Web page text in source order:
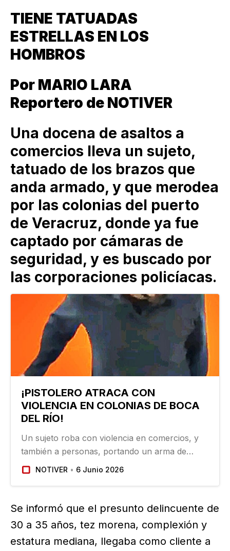
TIENE TATUADAS
ESTRELLAS EN LOS
HOMBROS
Por MARIO LARA
Reportero de NOTIVER
Una docena de asaltos a
comercios lleva un sujeto,
tatuado de los brazos que
anda armado, y que merodea
por las colonias del puerto
de Veracruz, donde ya fue
captado por cámaras de
seguridad, y es buscado por
las corporaciones policíacas.
¡PISTOLERO ATRACA CON
VIOLENCIA EN COLONIAS DE BOCA
DEL RÍO!
Un sujeto roba con violencia en comercios, y
también a personas, portando un arma de
fuego sobre calles de la colonia Donato Casas
alerta a la ciudadanía…
NOTIVER 6 Junio 2026
Se informó que el presunto delincuente de
30 a 35 años, tez morena, complexión y
estatura mediana, llegaba como cliente a